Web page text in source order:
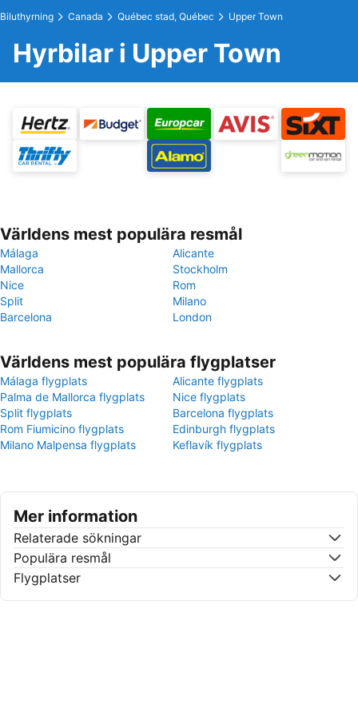
Biluthyrning Canada Québec stad, Québec Upper Town
Hyrbilar i Upper Town
Världens mest populära resmål
Málaga
Alicante
Mallorca
Stockholm
Nice
Rom
Split
Milano
Barcelona
London
Världens mest populära flygplatser
Málaga flygplats
Alicante flygplats
Palma de Mallorca flygplats
Nice flygplats
Split flygplats
Barcelona flygplats
Rom Fiumicino flygplats
Edinburgh flygplats
Milano Malpensa flygplats
Keflavík flygplats
Mer information
Relaterade sökningar
Populära resmål
Flygplatser